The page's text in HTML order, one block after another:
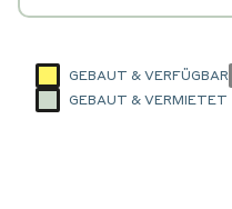
GEBAUT & VERFÜGBAR
GEBAUT & VERMIETET